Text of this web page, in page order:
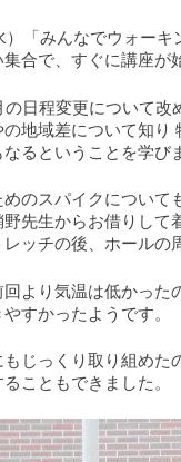
）「みんなでウォーキ
合で、すぐに講座が
の日程変更について改
地域差について知
るということを学び
のスパイクについて
先生からお借りして
ッチの後、ホールの
より気温は低かった
すかったようです。
じっくり取り組めた
こともできました。